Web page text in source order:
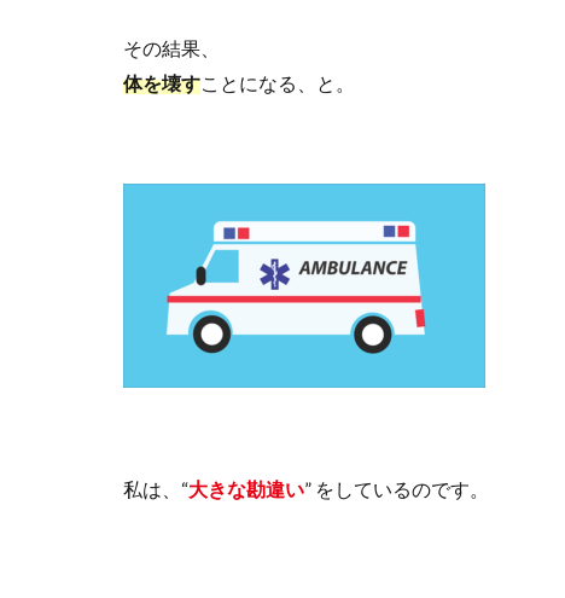
その結果、
体を壊すことになる、と。
私は、“大きな勘違い” をしているのです。